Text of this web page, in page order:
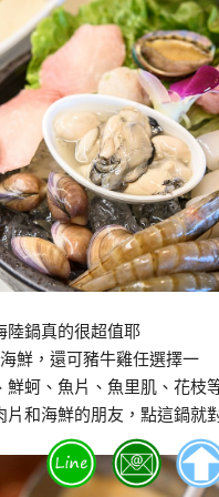
陸鍋真的很超值耶
鮮，還可豬牛雞任選擇一
鮮蚵、魚片、魚里肌、花枝
片和海鮮的朋友，點這鍋就